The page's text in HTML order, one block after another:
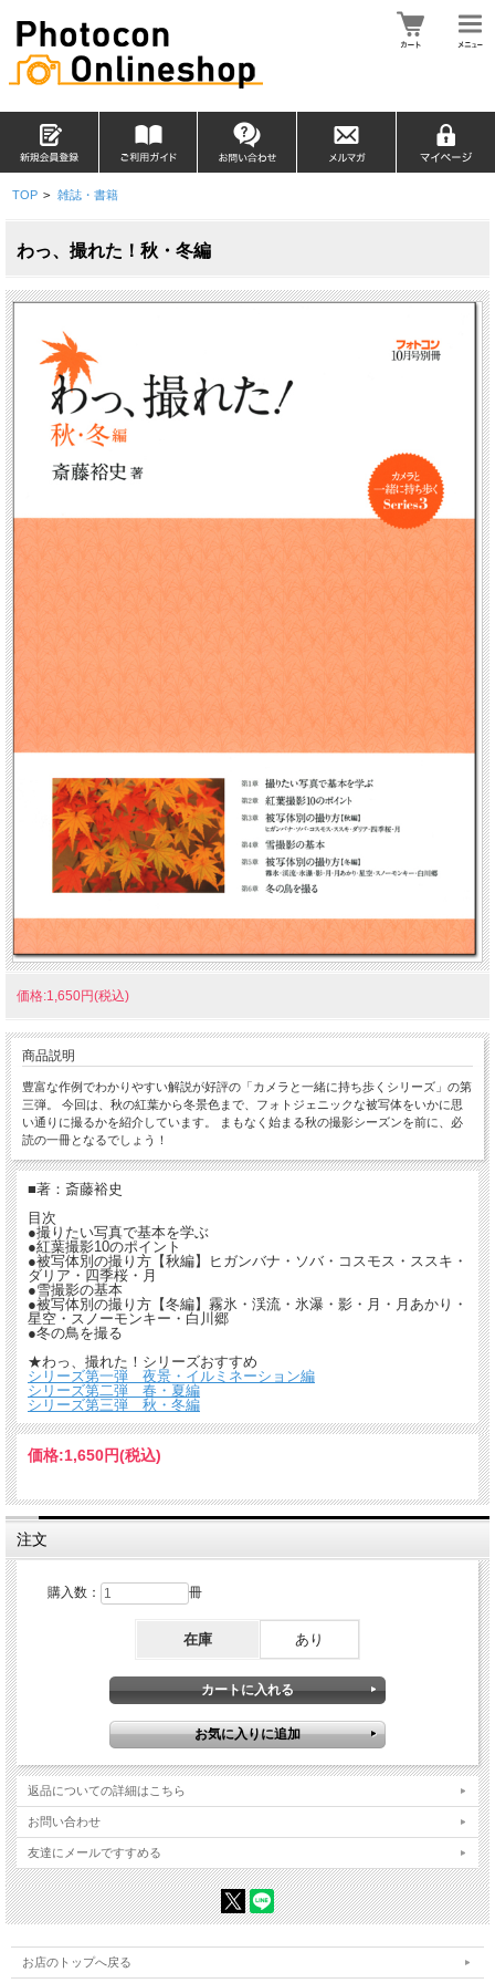
TOP > 雑誌・書籍
わっ、撮れた！秋・冬編
価格:1,650円(税込)
商品説明
豊富な作例でわかりやすい解説が好評の「カメラと一緒に持ち歩くシリーズ」の第
三弾。 今回は、秋の紅葉から冬景色まで、フォトジェニックな被写体をいかに思
い通りに撮るかを紹介しています。 まもなく始まる秋の撮影シーズンを前に、必
読の一冊となるでしょう！
■著：斎藤裕史
目次
●撮りたい写真で基本を学ぶ
●紅葉撮影10のポイント
●被写体別の撮り方【秋編】ヒガンバナ・ソバ・コスモス・ススキ・
ダリア・四季桜・月
●雪撮影の基本
●被写体別の撮り方【冬編】霧氷・渓流・氷瀑・影・月・月あかり・
星空・スノーモンキー・白川郷
●冬の鳥を撮る
★わっ、撮れた！シリーズおすすめ
シリーズ第一弾 夜景・イルミネーション編
シリーズ第二弾 春・夏編
シリーズ第三弾 秋・冬編
価格:1,650円(税込)
注文
購入数： 冊
在庫 あり
返品についての詳細はこちら
お問い合わせ
友達にメールですすめる
お店のトップへ戻る